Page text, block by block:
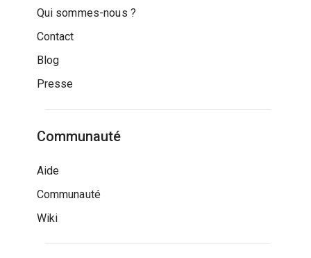
Qui sommes-nous ?
Contact
Blog
Presse
Communauté
Aide
Communauté
Wiki